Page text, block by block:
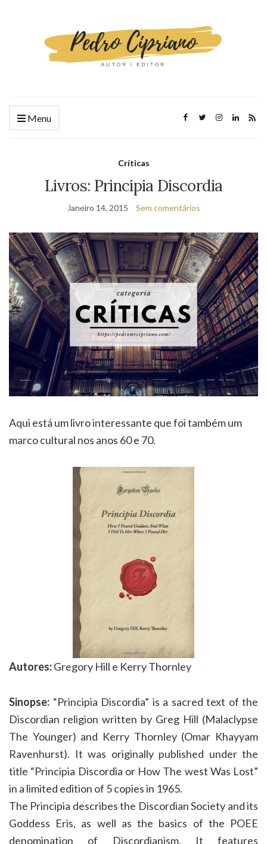
Menu
Críticas
Livros: Principia Discordia
Janeiro 14, 2015 Sem comentários
Aqui está um livro interessante que foi também um
marco cultural nos anos 60 e 70.
Autores:Gregory Hill e Kerry Thornley
Sinopse: “Principia Discordia” is a sacred text of the
Discordian religion written by Greg Hill (Malaclypse
The Younger) and Kerry Thornley (Omar Khayyam
Ravenhurst). It was originally published under the
title “Principia Discordia or How The west Was Lost”
in a limited edition of 5 copies in 1965.
The Principia describes the Discordian Society and its
Goddess Eris, as well as the basics of the POEE
denomination of Discordianism. It features